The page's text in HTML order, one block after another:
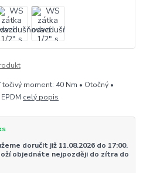
moment: 40 Nm • Otočný •
celý popis
doručit již 11.08.2026 do 17:00.
objednáte nejpozději do zítra do